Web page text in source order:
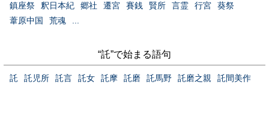
鎮座祭
釈日本紀 郷社 遷宮 賽銭 賢所 言霊 行宮
葵祭
葦原中国
荒魂 ...
“託”で始まる語句
託 託児所 託言 託女 託摩 託磨 託馬野 託磨之親 託間美作